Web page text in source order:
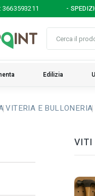
3663593211 -
Edilizia
VITERIA E BULLONERIA
VITI